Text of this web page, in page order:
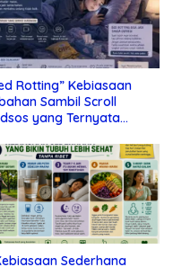
Rotting” Kebiasaan
Sambil Scroll
yang Ternyata
Sederhana